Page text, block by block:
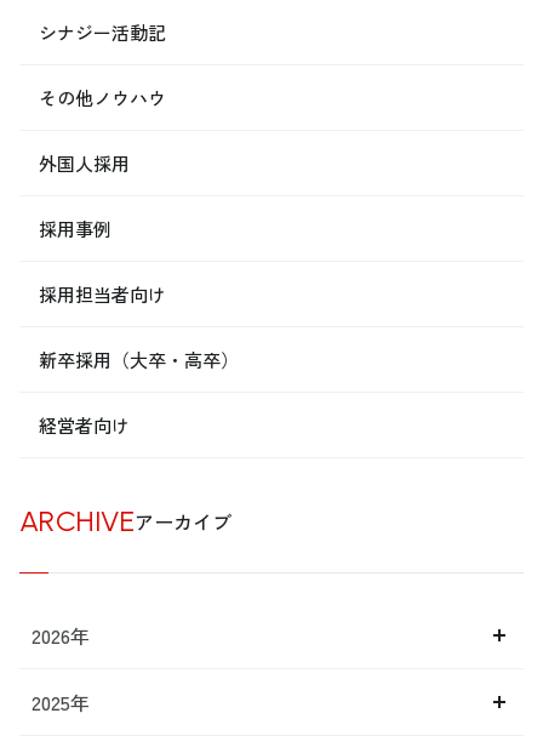
シナジー活動記
その他ノウハウ
外国人採用
採用事例
採用担当者向け
新卒採用（大卒・高卒）
経営者向け
ARCHIVEアーカイブ
2026年
2025年